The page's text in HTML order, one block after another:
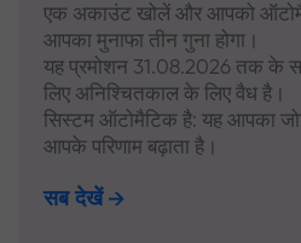
एक अकाउंट खोलें और आपको
आपका मुनाफा तीन गुना होगा।
यह प्रमोशन 31.08.2026 तक के
लिए अनिश्चितकाल के लिए वैध है।
सिस्टम ऑटोमैटिक है: यह आपका
आपके परिणाम बढ़ाता है।
सब देखें